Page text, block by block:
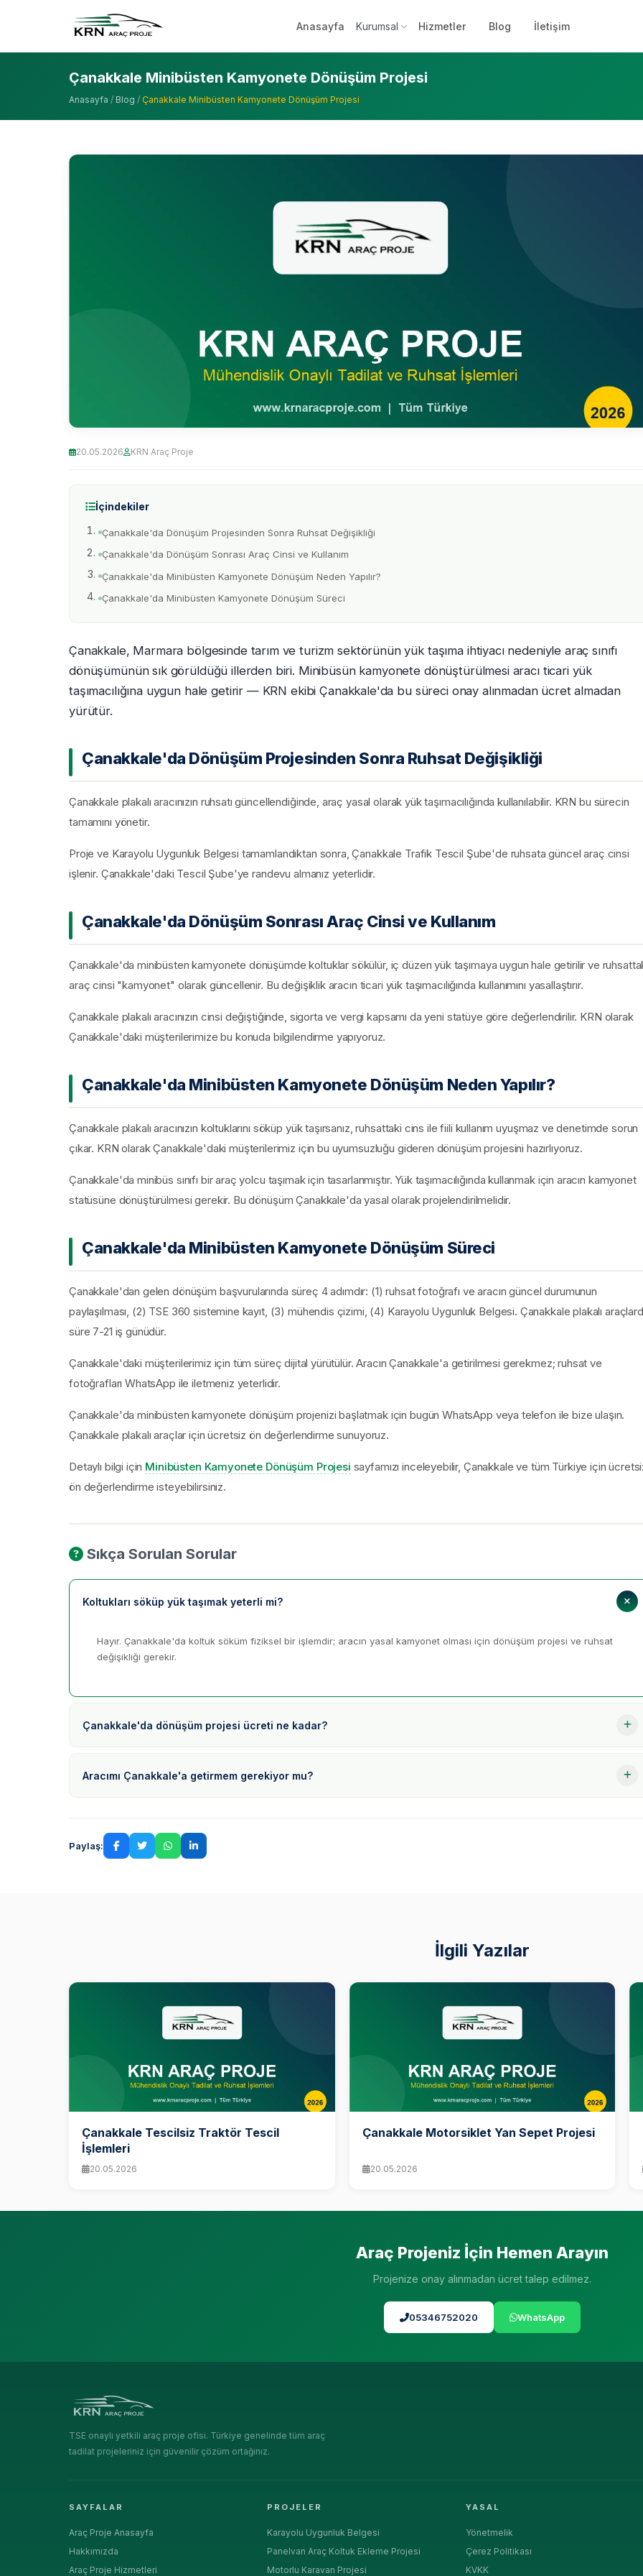
Anasayfa Kurumsal Hizmetler Blog İletişim
Çanakkale Minibüsten Kamyonete Dönüşüm Projesi
Anasayfa / Blog / Çanakkale Minibüsten Kamyonete Dönüşüm Projesi
20.05.2026 KRN Araç Proje
İçindekiler
Çanakkale'da Dönüşüm Projesinden Sonra Ruhsat Değişikliği
Çanakkale'da Dönüşüm Sonrası Araç Cinsi ve Kullanım
Çanakkale'da Minibüsten Kamyonete Dönüşüm Neden Yapılır?
Çanakkale'da Minibüsten Kamyonete Dönüşüm Süreci
Çanakkale, Marmara bölgesinde tarım ve turizm sektörünün yük taşıma ihtiyacı nedeniyle araç sınıfı
dönüşümünün sık görüldüğü illerden biri. Minibüsün kamyonete dönüştürülmesi aracı ticari yük
taşımacılığına uygun hale getirir — KRN ekibi Çanakkale'da bu süreci onay alınmadan ücret almadan
yürütür.
Çanakkale'da Dönüşüm Projesinden Sonra Ruhsat Değişikliği
Çanakkale plakalı aracınızın ruhsatı güncellendiğinde, araç yasal olarak yük taşımacılığında kullanılabilir. KRN bu sürecin
tamamını yönetir.
Proje ve Karayolu Uygunluk Belgesi tamamlandıktan sonra, Çanakkale Trafik Tescil Şube'de ruhsata güncel araç cinsi
işlenir. Çanakkale'daki Tescil Şube'ye randevu almanız yeterlidir.
Çanakkale'da Dönüşüm Sonrası Araç Cinsi ve Kullanım
Çanakkale'da minibüsten kamyonete dönüşümde koltuklar sökülür, iç düzen yük taşımaya uygun hale getirilir ve
araç cinsi "kamyonet" olarak güncellenir. Bu değişiklik aracın ticari yük taşımacılığında kullanımını yasallaştırır.
Çanakkale plakalı aracınızın cinsi değiştiğinde, sigorta ve vergi kapsamı da yeni statüye göre değerlendirilir. KRN olarak
Çanakkale'daki müşterilerimize bu konuda bilgilendirme yapıyoruz.
Çanakkale'da Minibüsten Kamyonete Dönüşüm Neden Yapılır?
Çanakkale plakalı aracınızın koltuklarını söküp yük taşırsanız, ruhsattaki cins ile fiili kullanım uyuşmaz ve denetimde sorun
çıkar. KRN olarak Çanakkale'daki müşterilerimiz için bu uyumsuzluğu gideren dönüşüm projesini hazırlıyoruz.
Çanakkale'da minibüs sınıfı bir araç yolcu taşımak için tasarlanmıştır. Yük taşımacılığında kullanmak için aracın kamyonet
statüsüne dönüştürülmesi gerekir. Bu dönüşüm Çanakkale'da yasal olarak projelendirilmelidir.
Çanakkale'da Minibüsten Kamyonete Dönüşüm Süreci
Çanakkale'dan gelen dönüşüm başvurularında süreç 4 adımdır: (1) ruhsat fotoğrafı ve aracın güncel durumunun
paylaşılması, (2) TSE 360 sistemine kayıt, (3) mühendis çizimi, (4) Karayolu Uygunluk Belgesi. Çanakkale plakalı
süre 7-21 iş günüdür.
Çanakkale'daki müşterilerimiz için tüm süreç dijital yürütülür. Aracın Çanakkale'a getirilmesi gerekmez; ruhsat ve
fotoğrafları WhatsApp ile iletmeniz yeterlidir.
Çanakkale'da minibüsten kamyonete dönüşüm projenizi başlatmak için bugün WhatsApp veya telefon ile bize ulaşın.
Çanakkale plakalı araçlar için ücretsiz ön değerlendirme sunuyoruz.
Detaylı bilgi için Minibüsten Kamyonete Dönüşüm Projesi sayfamızı inceleyebilir, Çanakkale ve tüm Türkiye için
ön değerlendirme isteyebilirsiniz.
Sıkça Sorulan Sorular
Koltukları söküp yük taşımak yeterli mi?
Hayır. Çanakkale'da koltuk söküm fiziksel bir işlemdir; aracın yasal kamyonet olması için dönüşüm projesi ve ruhsat
değişikliği gerekir.
Çanakkale'da dönüşüm projesi ücreti ne kadar?
Aracımı Çanakkale'a getirmem gerekiyor mu?
Paylaş:
İlgili Yazılar
Çanakkale Tescilsiz Traktör Tescil
İşlemleri
20.05.2026
Çanakkale Motorsiklet Yan Sepet Projesi
20.05.2026
Araç Projeniz İçin Hemen Arayın
Projenize onay alınmadan ücret talep edilmez.
05346752020 WhatsApp
TSE onaylı yetkili araç proje ofisi. Türkiye genelinde tüm araç
tadilat projeleriniz için güvenilir çözüm ortağınız.
SAYFALAR
Araç Proje Anasayfa
Hakkımızda
Araç Proje Hizmetleri
PROJELER
Karayolu Uygunluk Belgesi
Panelvan Araç Koltuk Ekleme Projesi
Motorlu Karavan Projesi
YASAL
Yönetmelik
Çerez Politikası
KVKK